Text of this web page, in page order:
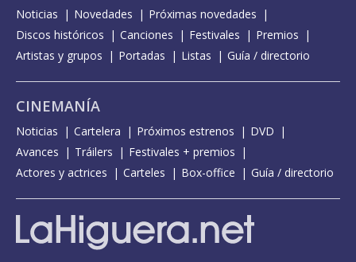
Noticias Novedades
Próximas novedades
Discos históricos
Canciones Festivales
Premios
Artistas y grupos
Portadas Listas Guía / directorio
CINEMANÍA
Noticias Cartelera Próximos estrenos
DVD
Avances
Tráilers
Festivales + premios
Actores y actrices
Carteles Box-office Guía / directorio